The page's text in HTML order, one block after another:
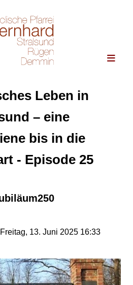
Leben in
– eine
bis in die
- Episode 25
13. Juni 2025 16:33